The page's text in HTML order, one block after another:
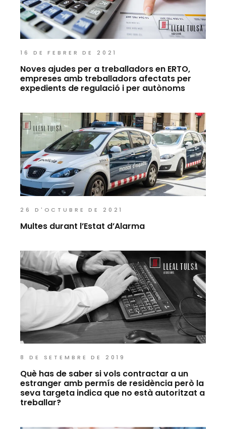
16 DE FEBRER DE 2021
Noves ajudes per a treballadors en ERTO,
empreses amb treballadors afectats per
expedients de regulació i per autònoms
26 D'OCTUBRE DE 2021
Multes durant l’Estat d’Alarma
8 DE SETEMBRE DE 2019
Què has de saber si vols contractar a un
estranger amb permís de residència però la
seva targeta indica que no està autoritzat a
treballar?